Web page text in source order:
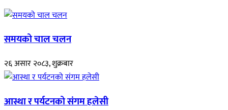
समयको चाल चलन
२६ असार २०८३, शुक्रबार
आस्था र पर्यटनको संगम हलेसी